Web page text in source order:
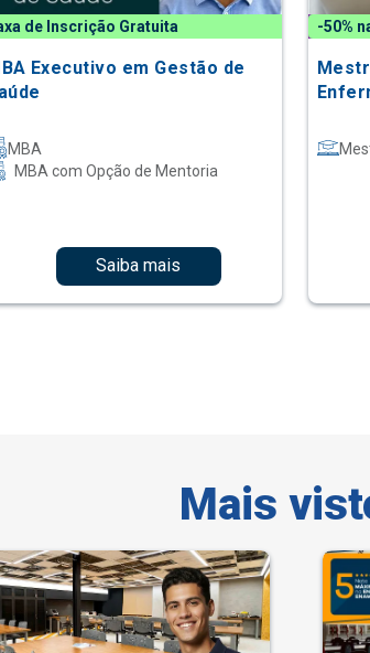
de Inscrição Gratuita
Executivo em Gestão de
MBA
MBA com Opção de Mentoria
Saiba mais
-50%
Mais